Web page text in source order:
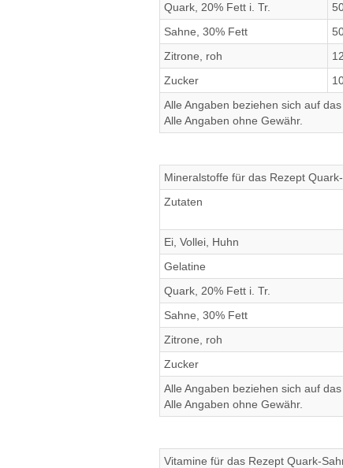
Quark, 20% Fett i. Tr.
Sahne, 30% Fett
Zitrone, roh
Zucker
Alle Angaben beziehen sich auf
Alle Angaben ohne Gewähr.
Mineralstoffe für das Rezept
Zutaten
Ei, Vollei, Huhn
Gelatine
Quark, 20% Fett i. Tr.
Sahne, 30% Fett
Zitrone, roh
Zucker
Alle Angaben beziehen sich auf
Alle Angaben ohne Gewähr.
Vitamine für das Rezept Quark-